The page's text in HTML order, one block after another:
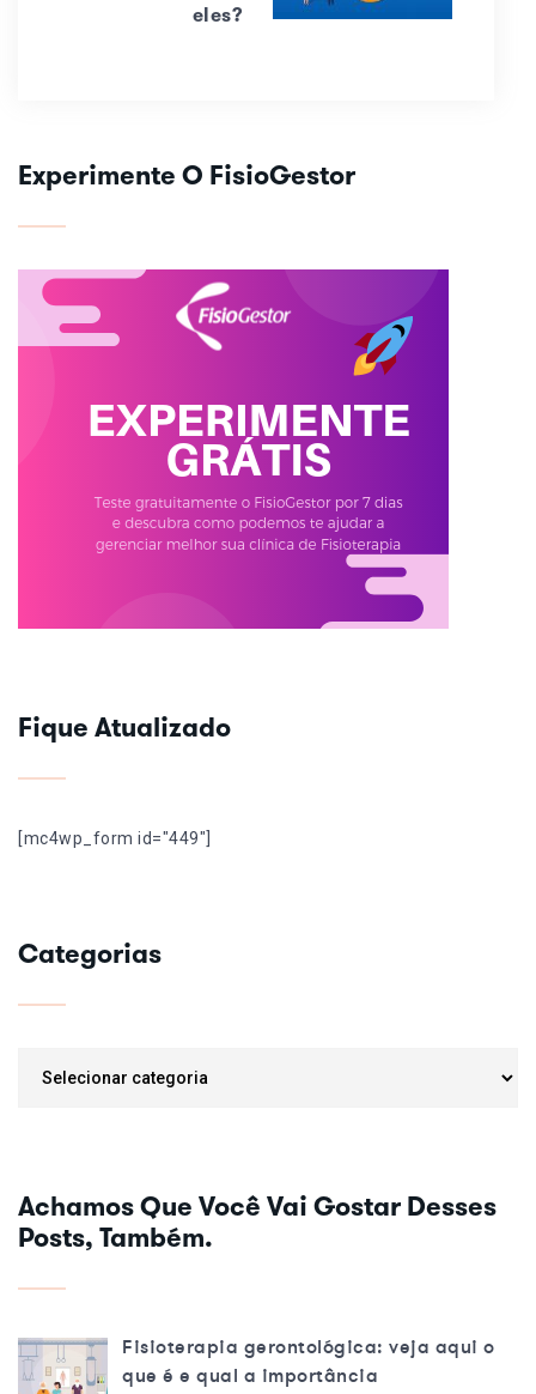
eles?
Experimente O FisioGestor
Fique Atualizado
[mc4wp_form id="449"]
Categorias
Achamos Que Você Vai Gostar Desses
Posts, Também.
Fisioterapia gerontológica: veja aqui o
que é e qual a importância